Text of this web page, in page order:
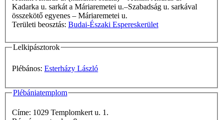
Kadarka u. sarkát a Máriaremetei u.–Szabadság u. sarkával
összekötő egyenes – Máriaremetei u.
Területi beosztás: Budai-Északi Espereskerület
Lelkipásztorok
Plébános: Esterházy László
Plébániatemplom
Címe: 1029 Templomkert u. 1.